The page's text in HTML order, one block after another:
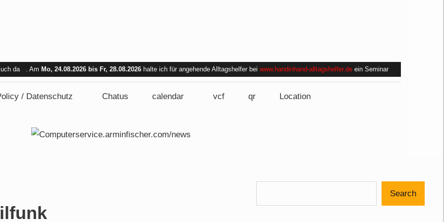
da . Am Mo, 24.08.2026 bis Fr, 28.08.2026 halte ich für angehende Alltagshelfer bei www.handinhand-alltagshelfer.de ein Seminar
Am Mi. 26.08.2026 sind wir nicht verfügbar.
/ Datenschutz Chatus calendar vcf qr Location
Search